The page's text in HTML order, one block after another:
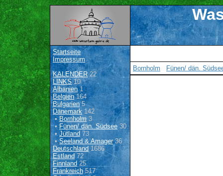
Startseite
Impressum
KALENDER22
LINKS10
Albanien1
Belgien164
Bulgarien 5
Dänemark142
•Bornholm 3
•Fünen/ dän. Südsee 30
• Jütland 73
•Seeland & Amager36
Deutschland 1686
Estland 72
Finnland25
Frankreich517
Bornholm Fünen/ dän.